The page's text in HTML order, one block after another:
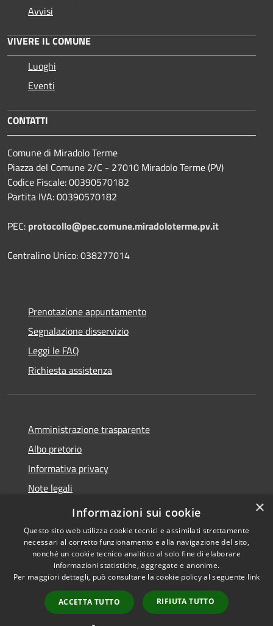
Avvisi
VIVERE IL COMUNE
Luoghi
Eventi
CONTATTI
Comune di Miradolo Terme
Piazza del Comune 2/C - 27010 Miradolo Terme (PV)
Codice Fiscale: 00390570182
Partita IVA: 00390570182
PEC: protocollo@pec.comune.miradoloterme.pv.it
Centralino Unico: 038277014
Prenotazione appuntamento
Segnalazione disservizio
Leggi le FAQ
Richiesta assistenza
Amministrazione trasparente
Albo pretorio
Informativa privacy
Note legali
Dichiarazione di accessibilità
Accessibilità
Copyright © 2026 • Comune di
Miradolo Terme • Powered by
Municipium•
Accesso
redazione
×
Informazioni sui cookie
Questo sito web utilizza cookie tecnici e assimilati strettamente
necessari al corretto funzionamento e alla navigazione del sito,
nonché un cookie tecnico analitico al solo fine di elaborare
informazioni statistiche, aggregate e anonime.
Per maggiori dettagli, può consultare la cookie policy al seguente link
ACCETTA TUTTO RIFIUTA TUTTO